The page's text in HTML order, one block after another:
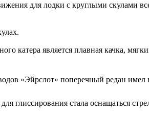
для лодки с круглыми скулами
катера является плавная качка,
«Эйрслот» поперечный редан
глиссирования стала оснащаться